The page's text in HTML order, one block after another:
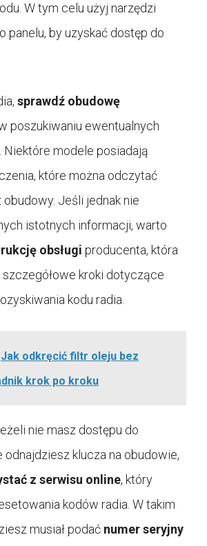
W tym celu użyj narzędzi
panelu, by uzyskać dostęp do
sprawdź obudowę
poszukiwaniu ewentualnych
Niektóre modele posiadają
które można odczytać
Jeśli jednak nie
istotnych informacji, warto
obsługi producenta, która
kroki dotyczące
kodu radia.
Jak odkręcić filtr oleju bez
krok po kroku
nie masz dostępu do
odnajdziesz klucza na obudowie,
z serwisu online, który
kodów radia. W takim
musiał podać numer seryjny